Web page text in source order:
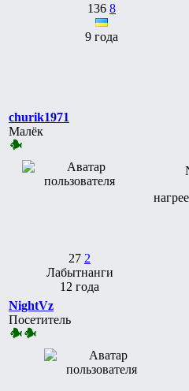
136 8
9 года
churik1971
Малёк
27 2
Лабытнанги
12 года
NightVz
Посетитель